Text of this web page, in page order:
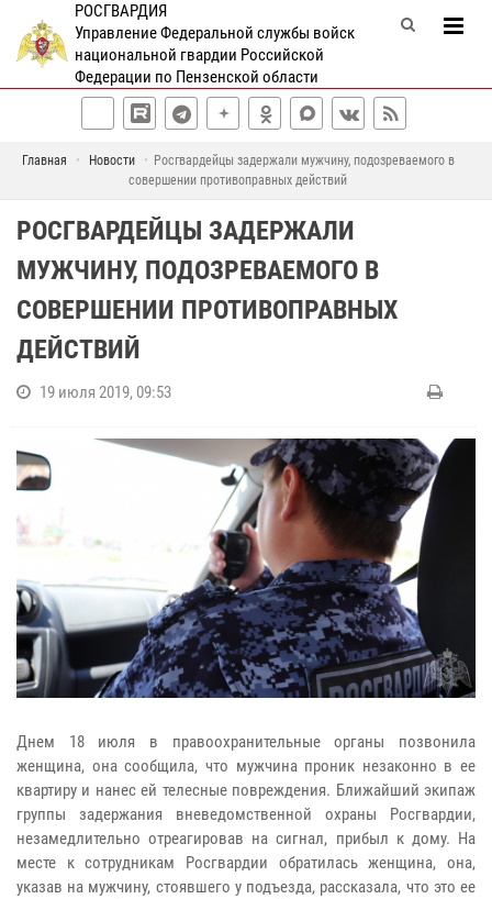
РОСГВАРДИЯ
Управление Федеральной службы войск
национальной гвардии Российской
Федерации по Пензенской области
Главная Новости
Росгвардейцы задержали мужчину, подозреваемого в
совершении противоправных действий
РОСГВАРДЕЙЦЫ ЗАДЕРЖАЛИ
МУЖЧИНУ, ПОДОЗРЕВАЕМОГО В
СОВЕРШЕНИИ ПРОТИВОПРАВНЫХ
ДЕЙСТВИЙ
19 июля 2019, 09:53
Днем 18 июля в правоохранительные органы позвонила
женщина, она сообщила, что мужчина проник незаконно в ее
квартиру и нанес ей телесные повреждения. Ближайший экипаж
группы задержания вневедомственной охраны Росгвардии,
незамедлительно отреагировав на сигнал, прибыл к дому. На
месте к сотрудникам Росгвардии обратилась женщина, она,
указав на мужчину, стоявшего у подъезда, рассказала, что это ее